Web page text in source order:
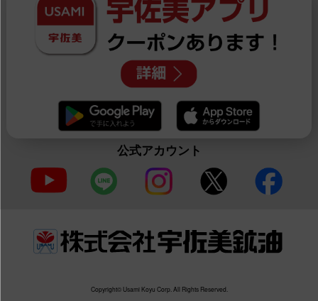
公式アカウント
Copyright© Usami Koyu Corp. All Rights Reserved.